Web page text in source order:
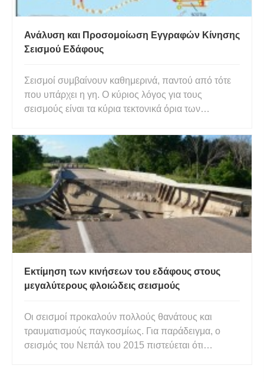
Ανάλυση και Προσομοίωση Εγγραφών Κίνησης
Σεισμού Εδάφους
Σεισμοί συμβαίνουν καθημερινά, παντού από τότε
που υπάρχει η γη. Ο κύριος λόγος για τους
σεισμούς είναι τα κύρια τεκτονικά όρια των
πλάκας. Λόγω των ρευμάτων μεταφοράς στον
μανδύα, οι πλάκες κινούνται μεταξύ τους στη
λιθόσφαιρα όπως πλέουν στη θάλασσα. Ένας μ
Εκτίμηση των κινήσεων του εδάφους στους
μεγαλύτερους φλοιώδεις σεισμούς
Οι σεισμοί προκαλούν πολλούς θανάτους και
τραυματισμούς παγκοσμίως. Για παράδειγμα, ο
σεισμός του Νεπάλ του 2015 πιστεύεται ότι